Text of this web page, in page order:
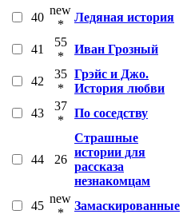
40
new
*
Ледяная история
41
55
*
Иван Грозный
42
35
*
Грэйс и Джо.
История любви
43
37
*
По соседству
44 26
Страшные
истории для
рассказа
незнакомцам
45
new
*
Замаскированные